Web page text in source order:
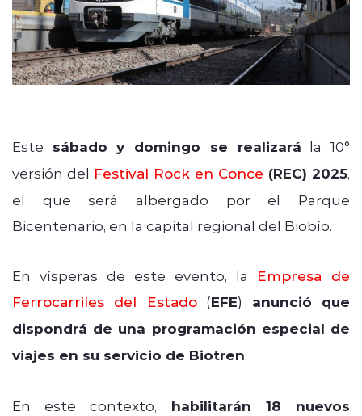
Este sábado y domingo se realizará la 10°
versión del Festival Rock en Conce (REC) 2025,
el que será albergado por el Parque
Bicentenario, en la capital regional del Biobío.
En vísperas de este evento, la Empresa de
Ferrocarriles del Estado(EFE) anunció que
dispondrá de una programación especial de
viajes en su servicio de Biotren.
En este contexto, habilitarán 18 nuevos